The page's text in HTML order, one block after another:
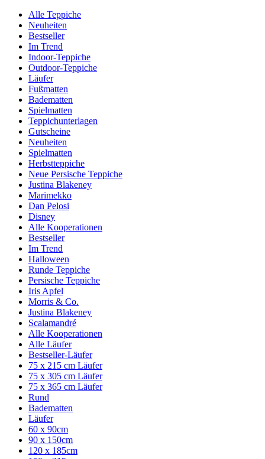
Alle Teppiche
Neuheiten
Bestseller
Im Trend
Indoor-Teppiche
Outdoor-Teppiche
Läufer
Fußmatten
Badematten
Spielmatten
Teppichunterlagen
Gutscheine
Neuheiten
Spielmatten
Herbstteppiche
Neue Persische Teppiche
Justina Blakeney
Marimekko
Dan Pelosi
Disney
Alle Kooperationen
Bestseller
Im Trend
Halloween
Runde Teppiche
Persische Teppiche
Iris Apfel
Morris & Co.
Justina Blakeney
Scalamandré
Alle Kooperationen
Alle Läufer
Bestseller-Läufer
75 x 215 cm Läufer
75 x 305 cm Läufer
75 x 365 cm Läufer
Rund
Badematten
Läufer
60 x 90cm
90 x 150cm
120 x 185cm